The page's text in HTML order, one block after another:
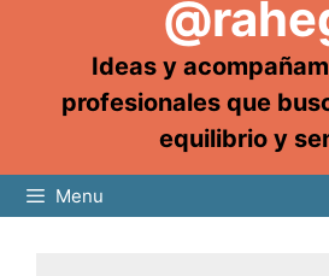
Ideas y
profesionales que
equilibrio y
Menu